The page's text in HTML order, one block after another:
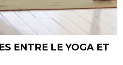
ENTRE LE YOGA ET